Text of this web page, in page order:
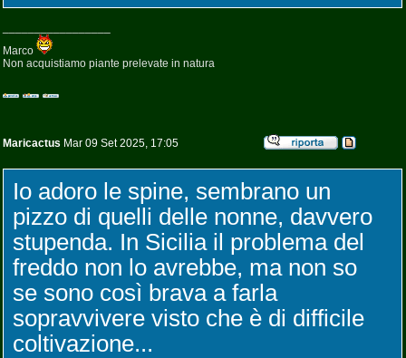
Marco
Non acquistiamo piante prelevate in natura
Maricactus Mar 09 Set 2025, 17:05
Io adoro le spine, sembrano un
pizzo di quelli delle nonne, davvero
stupenda. In Sicilia il problema del
freddo non lo avrebbe, ma non so
se sono così brava a farla
sopravvivere visto che è di difficile
coltivazione...